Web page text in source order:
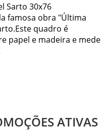
Sarto 30x76
famosa obra "Última
quadro é
papel e madeira e mede
ATIVAS